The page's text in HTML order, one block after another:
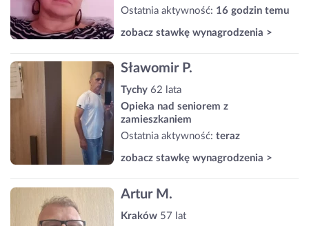
Ostatnia aktywność: 16 godzin temu
zobacz stawkę wynagrodzenia >
Sławomir P.
Tychy 62 lata
Opieka nad seniorem z
zamieszkaniem
Ostatnia aktywność: teraz
zobacz stawkę wynagrodzenia >
Artur M.
Kraków 57 lat